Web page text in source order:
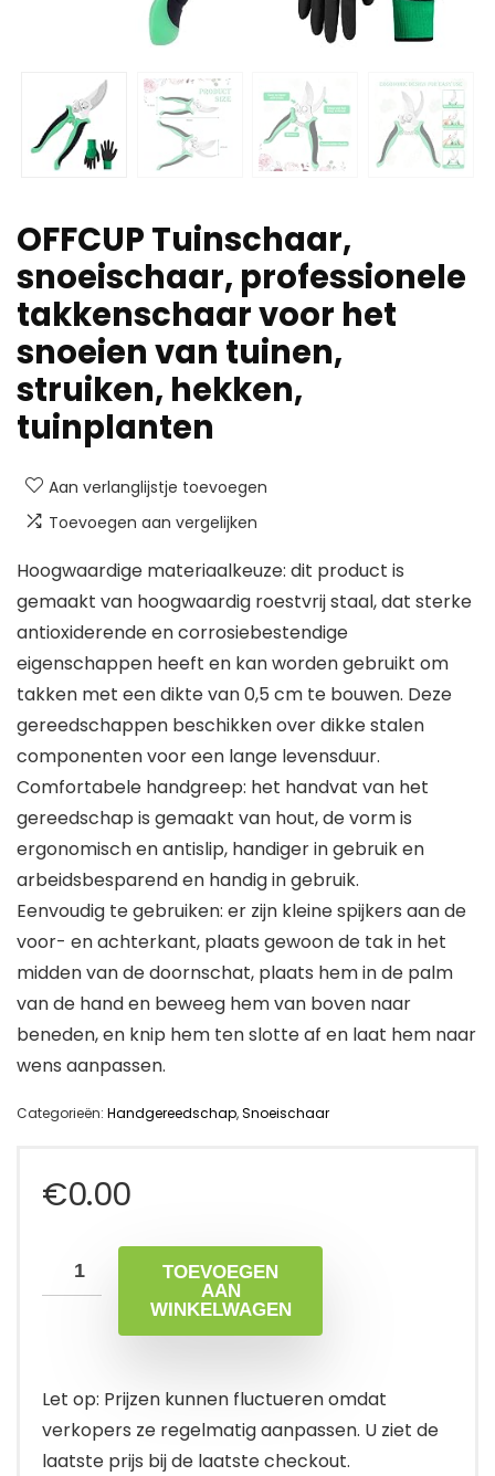
OFFCUP Tuinschaar,
snoeischaar, professionele
takkenschaar voor het
snoeien van tuinen,
struiken, hekken,
tuinplanten
Aan verlanglijstje toevoegen
Toevoegen aan vergelijken
Hoogwaardige materiaalkeuze: dit product is
gemaakt van hoogwaardig roestvrij staal, dat sterke
antioxiderende en corrosiebestendige
eigenschappen heeft en kan worden gebruikt om
takken met een dikte van 0,5 cm te bouwen. Deze
gereedschappen beschikken over dikke stalen
componenten voor een lange levensduur.
Comfortabele handgreep: het handvat van het
gereedschap is gemaakt van hout, de vorm is
ergonomisch en antislip, handiger in gebruik en
arbeidsbesparend en handig in gebruik.
Eenvoudig te gebruiken: er zijn kleine spijkers aan de
voor- en achterkant, plaats gewoon de tak in het
midden van de doornschat, plaats hem in de palm
van de hand en beweeg hem van boven naar
beneden, en knip hem ten slotte af en laat hem naar
wens aanpassen.
Categorieën: Handgereedschap,Snoeischaar
€0.00
TOEVOEGEN
AAN
WINKELWAGEN
Let op: Prijzen kunnen fluctueren omdat
verkopers ze regelmatig aanpassen. U ziet de
laatste prijs bij de laatste checkout.